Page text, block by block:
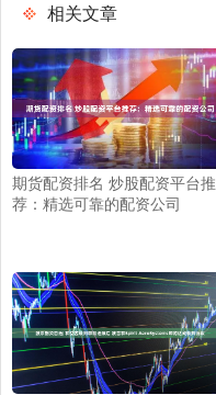
相关文章
期货配资排名 炒股配资平台推
荐：精选可靠的配资公司